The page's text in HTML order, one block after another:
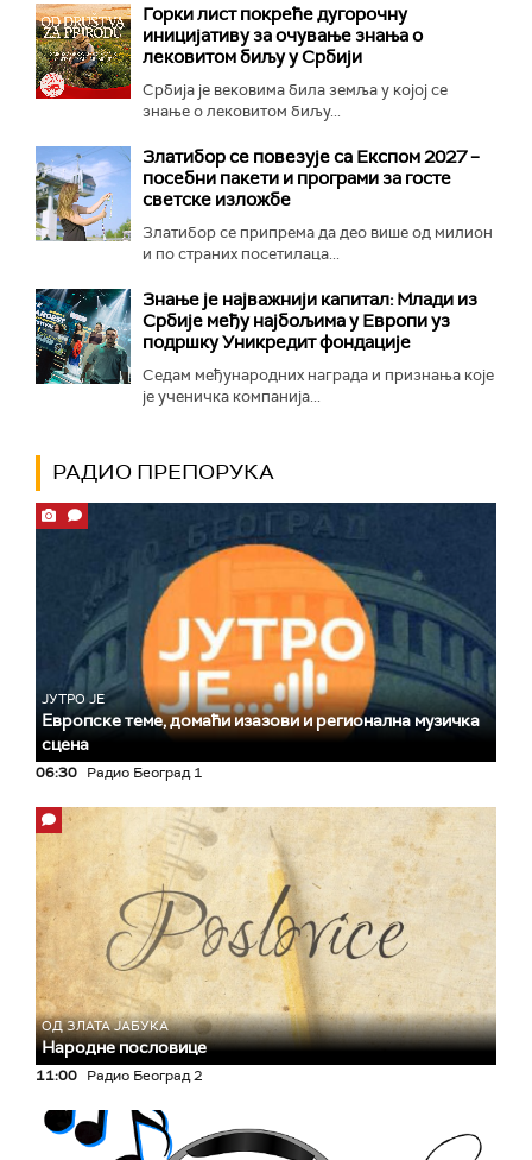
Горки лист покреће дугорочну
иницијативу за очување знања о
лековитом биљу у Србији
Србија је вековима била земља у којој се
знање о лековитом биљу...
Златибор се повезује са Експом 2027 –
посебни пакети и програми за госте
светске изложбе
Златибор се припрема да део више од милион
и по страних посетилаца...
Знање је најважнији капитал: Млади из
Србије међу најбољима у Европи уз
подршку Уникредит фондације
Седам међународних награда и признања које
је ученичка компанија...
РАДИО ПРЕПОРУКА
ЈУТРО ЈЕ
Европске теме, домаћи изазови и регионална музичка
сцена
06:30 Радио Београд 1
ОД ЗЛАТА ЈАБУКА
Народне пословице
11:00 Радио Београд 2